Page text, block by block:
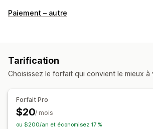
Paiement – autre
Tarification
Choisissez le forfait qui convient le mieux à
Forfait Pro
$20/ mois
ou $200/an et économisez 17 %